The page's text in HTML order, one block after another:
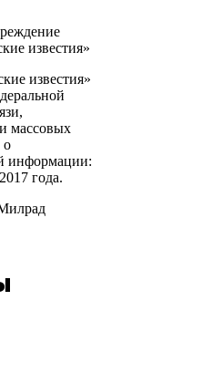
известия»
известия»
массовых
о
информации:
года.